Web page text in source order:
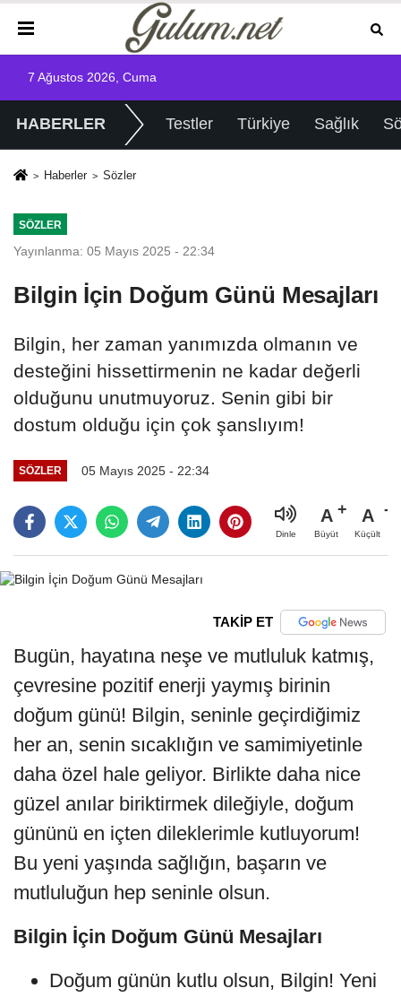
7 Ağustos 2026, Cuma
HABERLER Testler Türkiye Sağlık
Haberler Sözler
SÖZLER
Yayınlanma: 05 Mayıs 2025 - 22:34
Bilgin İçin Doğum Günü Mesajları
Bilgin, her zaman yanımızda olmanın ve
desteğini hissettirmenin ne kadar değerli
olduğunu unutmuyoruz. Senin gibi bir
dostum olduğu için çok şanslıyım!
SÖZLER 05 Mayıs 2025 - 22:34
Dinle
A
Büyüt
A
Küçült
TAKİP ET
Bugün, hayatına neşe ve mutluluk katmış,
çevresine pozitif enerji yaymış birinin
doğum günü! Bilgin, seninle geçirdiğimiz
her an, senin sıcaklığın ve samimiyetinle
daha özel hale geliyor. Birlikte daha nice
güzel anılar biriktirmek dileğiyle, doğum
gününü en içten dileklerimle kutluyorum!
Bu yeni yaşında sağlığın, başarın ve
mutluluğun hep seninle olsun.
Bilgin İçin Doğum Günü Mesajları
Doğum günün kutlu olsun, Bilgin! Yeni